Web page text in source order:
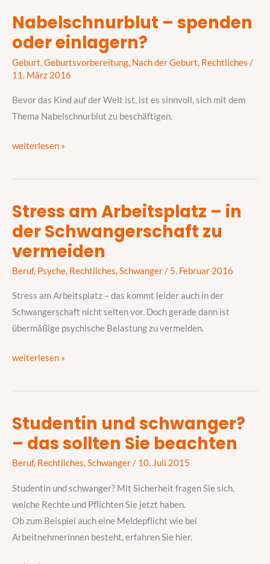
Nabelschnurblut – spenden
oder einlagern?
Geburt,Geburtsvorbereitung, Nach der Geburt, Rechtliches /
11. März 2016
Bevor das Kind auf der Welt ist, ist es sinnvoll, sich mit dem
Thema Nabelschnurblut zu beschäftigen.
Nabelschnurblut
–
oder
weiterlesen »
Stress am Arbeitsplatz – in
der Schwangerschaft zu
vermeiden
Beruf, Psyche, Rechtliches,Schwanger/ 5. Februar 2016
Stress am Arbeitsplatz – das kommt leider auch in der
Schwangerschaft nicht selten vor. Doch gerade dann ist
übermäßige psychische Belastung zu vermeiden.
Stress
am
–
in
der
Schwangerschaft
zu
weiterlesen »
Studentin und schwanger?
– das sollten Sie beachten
Beruf, Rechtliches,Schwanger/ 10. Juli 2015
Studentin und schwanger? Mit Sicherheit fragen Sie sich,
welche Rechte und Pflichten Sie jetzt haben.
Ob zum Beispiel auch eine Meldepflicht wie bei
Arbeitnehmerinnen besteht, erfahren Sie hier.
Studentin
das
sollten
Sie
beachten